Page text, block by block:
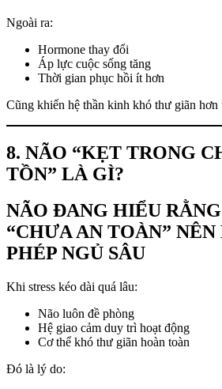
Ngoài ra:
Hormone thay đổi
Áp lực cuộc sống tăng
Thời gian phục hồi ít hơn
Cũng khiến hệ thần kinh khó thư giãn hơn
8. NÃO “KẸT TRONG
TỒN” LÀ GÌ?
NÃO ĐANG HIỂU
“CHƯA AN TOÀN”
PHÉP NGỦ SÂU
Khi stress kéo dài quá lâu:
Não luôn đề phòng
Hệ giao cảm duy trì hoạt động
Cơ thể khó thư giãn hoàn toàn
Đó là lý do: